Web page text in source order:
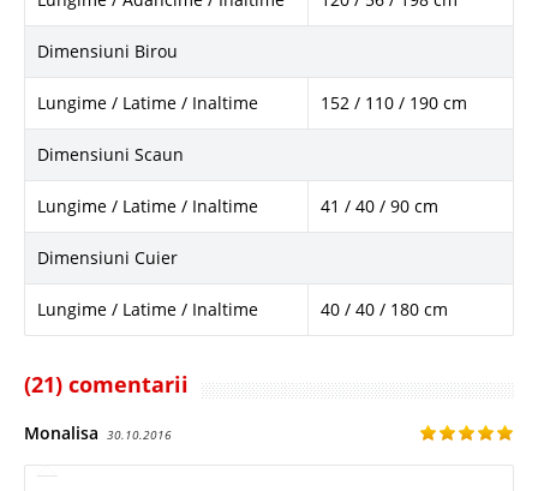
Dimensiuni Birou
Lungime / Latime / Inaltime 152 / 110 / 190 cm
Dimensiuni Scaun
Lungime / Latime / Inaltime 41 / 40 / 90 cm
Dimensiuni Cuier
Lungime / Latime / Inaltime 40 / 40 / 180 cm
(21) comentarii
Monalisa 30.10.2016